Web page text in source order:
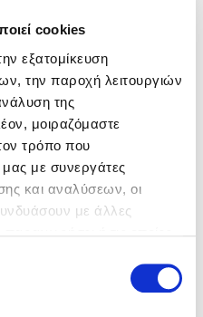
cookies
εξατομίκευση
την παροχή λειτουργιών
της
μοιραζόμαστε
τρόπο που
μας με συνεργάτες
και αναλύσεων, οι
με άλλες
4cccceesΜποτάκια
359,00 €